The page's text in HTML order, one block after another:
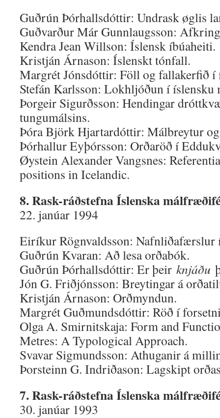
Guðrún Þórhallsdóttir: Undrask øglis
Guðvarður Már Gunnlaugsson:
Kendra Jean Willson: Íslensk íbúaheiti.
Kristján Árnason: Íslenskt tónfall.
Margrét Jónsdóttir: Föll og fallakerfið í
Stefán Karlsson: Lokhljóðun í
Þorgeir Sigurðsson: Hendingar
tungumálsins.
Þóra Björk Hjartardóttir: Málbreytur
Þórhallur Eyþórsson: Orðaröð í
Øystein Alexander Vangsnes:
positions in Icelandic.
8. Rask-ráðstefna Íslenska
22. janúar 1994
Eiríkur Rögnvaldsson:
Guðrún Kvaran: Að lesa orðabók.
Guðrún Þórhallsdóttir: Er þeir knjáðu
Jón G. Friðjónsson: Breytingar á
Kristján Árnason: Orðmyndun.
Margrét Guðmundsdóttir: Röð í
Olga A. Smirnitskaja: Form and
Metres: A Typological Approach.
Svavar Sigmundsson: Athuganir á
Þorsteinn G. Indriðason: Lagskipt
7. Rask-ráðstefna Íslenska
30. janúar 1993